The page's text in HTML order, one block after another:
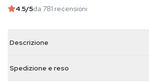
4.5/5da 781 recensioni
Descrizione
Spedizione e reso